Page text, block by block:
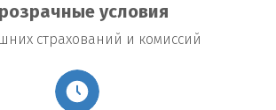
условия
страхований и комиссий